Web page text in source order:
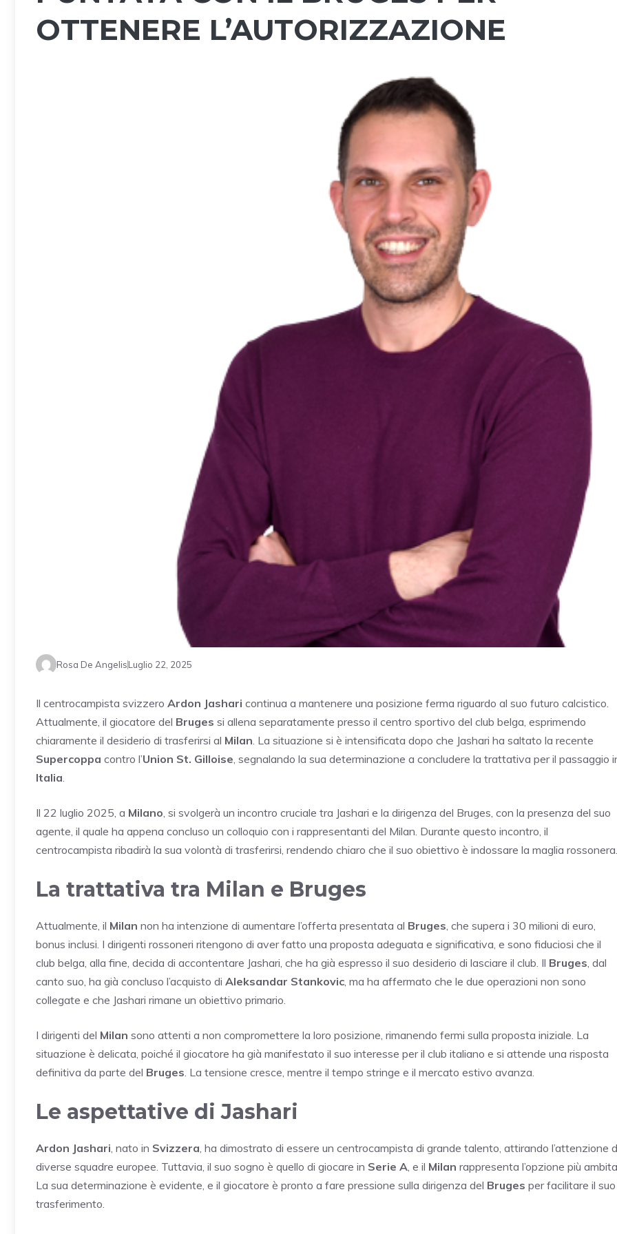
OTTENERE L’AUTORIZZAZIONE
Rosa De AngelisLuglio 22, 2025
Il centrocampista svizzero Ardon Jashari continua a mantenere una posizione ferma riguardo al suo futuro calcistico.
Attualmente, il giocatore del Bruges si allena separatamente presso il centro sportivo del club belga, esprimendo
chiaramente il desiderio di trasferirsi al Milan. La situazione si è intensificata dopo che Jashari ha saltato la recente
Supercoppa contro l’Union St. Gilloise, segnalando la sua determinazione a concludere la trattativa per il passaggio
Italia.
Il 22 luglio 2025, a Milano, si svolgerà un incontro cruciale tra Jashari e la dirigenza del Bruges, con la presenza del suo
agente, il quale ha appena concluso un colloquio con i rappresentanti del Milan. Durante questo incontro, il
centrocampista ribadirà la sua volontà di trasferirsi, rendendo chiaro che il suo obiettivo è indossare la maglia rossonera.
La trattativa tra Milan e Bruges
Attualmente, il Milan non ha intenzione di aumentare l’offerta presentata al Bruges, che supera i 30 milioni di euro,
bonus inclusi. I dirigenti rossoneri ritengono di aver fatto una proposta adeguata e significativa, e sono fiduciosi che il
club belga, alla fine, decida di accontentare Jashari, che ha già espresso il suo desiderio di lasciare il club. Il Bruges, dal
canto suo, ha già concluso l’acquisto di Aleksandar Stankovic, ma ha affermato che le due operazioni non sono
collegate e che Jashari rimane un obiettivo primario.
I dirigenti del Milan sono attenti a non compromettere la loro posizione, rimanendo fermi sulla proposta iniziale. La
situazione è delicata, poiché il giocatore ha già manifestato il suo interesse per il club italiano e si attende una risposta
definitiva da parte del Bruges. La tensione cresce, mentre il tempo stringe e il mercato estivo avanza.
Le aspettative di Jashari
Ardon Jashari, nato in Svizzera, ha dimostrato di essere un centrocampista di grande talento, attirando l’attenzione
diverse squadre europee. Tuttavia, il suo sogno è quello di giocare in Serie A, e il Milan rappresenta l’opzione più
La sua determinazione è evidente, e il giocatore è pronto a fare pressione sulla dirigenza del Bruges per facilitare il suo
trasferimento.